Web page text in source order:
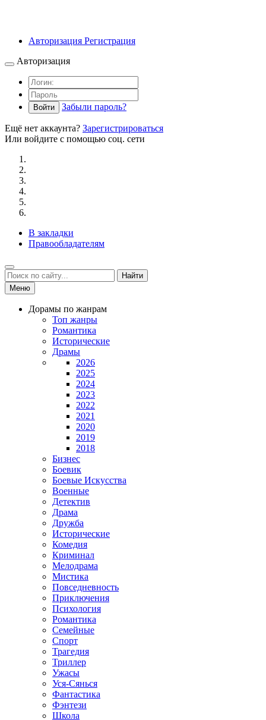
Авторизация Регистрация
Авторизация
Войти Забыли пароль?
Ещё нет аккаунта? Зарегистрироваться
Или войдите с помощью соц. сети
В закладки
Правообладателям
Найти
Меню
Дорамы по жанрам
Топ жанры
Романтика
Исторические
Драмы
2026
2025
2024
2023
2022
2021
2020
2019
2018
Бизнес
Боевик
Боевые Искусства
Военные
Детектив
Драма
Дружба
Исторические
Комедия
Криминал
Мелодрама
Мистика
Повседневность
Приключения
Психология
Романтика
Семейные
Спорт
Трагедия
Триллер
Ужасы
Уся-Сянься
Фантастика
Фэнтези
Школа